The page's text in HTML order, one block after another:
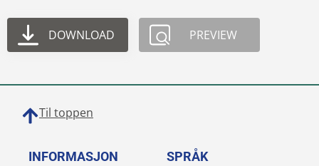
DOWNLOAD PREVIEW
Til toppen
INFORMASJON SPRÅK